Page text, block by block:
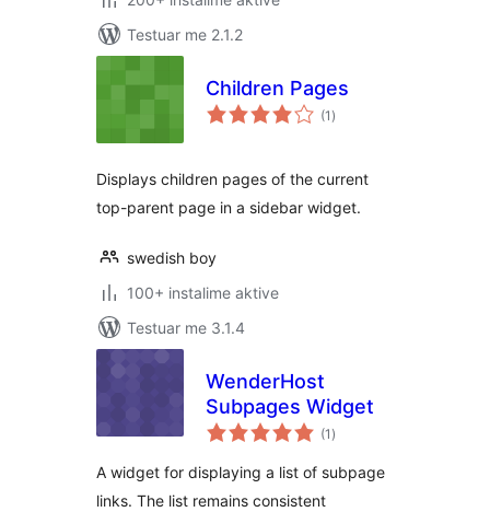
Testuar me 2.1.2
Children Pages
(1 vlerësime
gjithsej
)
Displays children pages of the current
top-parent page in a sidebar widget.
swedish boy
100+ instalime aktive
Testuar me 3.1.4
WenderHost
Subpages Widget
(1 vlerësime
gjithsej
)
A widget for displaying a list of subpage
links. The list remains consistent